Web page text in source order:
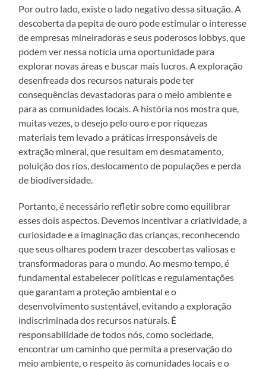
Por outro lado, existe o lado negativo dessa situação. A
descoberta da pepita de ouro pode estimular o interesse
de empresas mineiradoras e seus poderosos lobbys, que
podem ver nessa notícia uma oportunidade para
explorar novas áreas e buscar mais lucros. A exploração
desenfreada dos recursos naturais pode ter
consequências devastadoras para o meio ambiente e
para as comunidades locais. A história nos mostra que,
muitas vezes, o desejo pelo ouro e por riquezas
materiais tem levado a práticas irresponsáveis de
extração mineral, que resultam em desmatamento,
poluição dos rios, deslocamento de populações e perda
de biodiversidade.
Portanto, é necessário refletir sobre como equilibrar
esses dois aspectos. Devemos incentivar a criatividade, a
curiosidade e a imaginação das crianças, reconhecendo
que seus olhares podem trazer descobertas valiosas e
transformadoras para o mundo. Ao mesmo tempo, é
fundamental estabelecer políticas e regulamentações
que garantam a proteção ambiental e o
desenvolvimento sustentável, evitando a exploração
indiscriminada dos recursos naturais. É
responsabilidade de todos nós, como sociedade,
encontrar um caminho que permita a preservação do
meio ambiente, o respeito às comunidades locais e o